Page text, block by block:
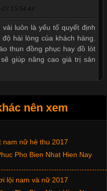
07 15:54:44
luôn là yếu tố quyết định
hài lòng của khách hàng.
thun đồng phục hay đồ lót
giúp nâng cao giá trị sản
phổ biến nhất hiện nay
nên xem
nam nữ hè thu 2017
lội nam và nữ 2017